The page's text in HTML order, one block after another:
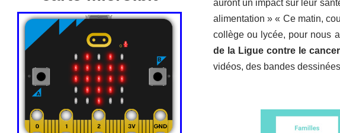
auront un impact sur leur
alimentation » « Ce matin,
collège ou lycée, pour nous
de la Ligue contre le cancer
vidéos, des bandes